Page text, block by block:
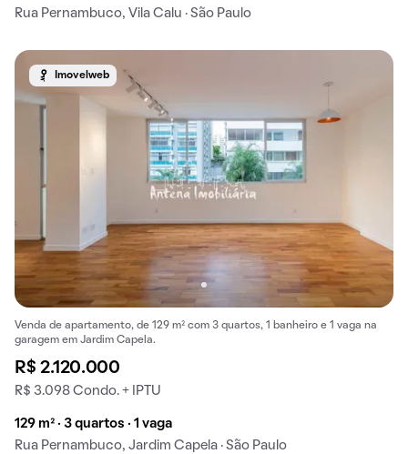
Rua Pernambuco, Vila Calu · São Paulo
Imovelweb
Venda de apartamento, de 129 m² com 3 quartos, 1 banheiro e 1 vaga na
garagem em Jardim Capela.
R$ 2.120.000
R$ 3.098 Condo. + IPTU
129 m² · 3 quartos · 1 vaga
Rua Pernambuco, Jardim Capela · São Paulo